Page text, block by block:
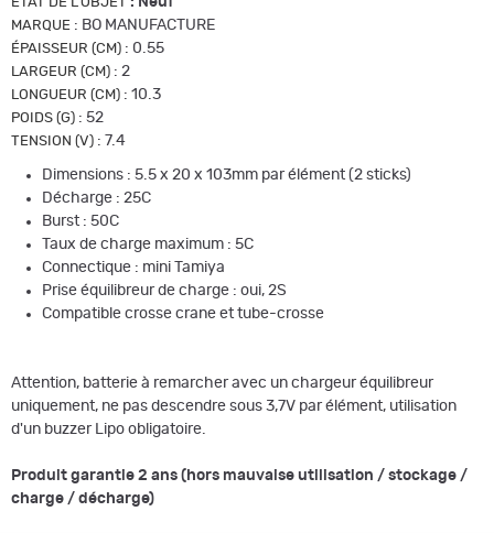
MARQUE : BO MANUFACTURE
ÉPAISSEUR (CM) : 0.55
LARGEUR (CM) : 2
LONGUEUR (CM) : 10.3
POIDS (G) : 52
TENSION (V) : 7.4
Dimensions : 5.5 x 20 x 103mm par élément (2 sticks)
Décharge : 25C
Burst : 50C
Taux de charge maximum : 5C
Connectique : mini Tamiya
Prise équilibreur de charge : oui, 2S
Compatible crosse crane et tube-crosse
Attention, batterie à remarcher avec un chargeur équilibreur
uniquement, ne pas descendre sous 3,7V par élément, utilisation
d'un buzzer Lipo obligatoire.
Produit garantie 2 ans (hors mauvaise utilisation / stockage /
charge / décharge)